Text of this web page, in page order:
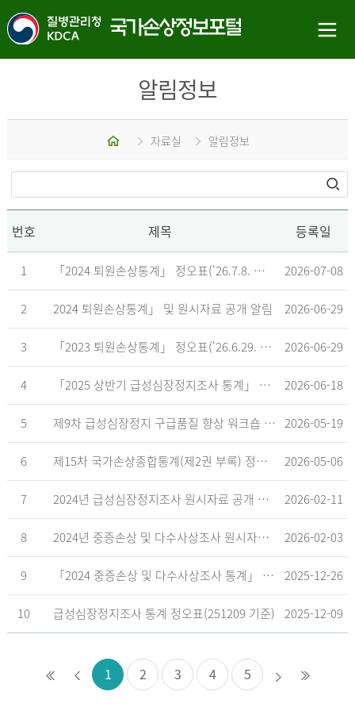
알림정보
홈 자료실 알림정보
번호 제목 등록일
1 「2024 퇴원손상통계」 정오표('26.7.8. 기준) 2026-07-08
2 2024 퇴원손상통계」 및 원시자료 공개 알림 2026-06-29
3 「2023 퇴원손상통계」 정오표('26.6.29. 기준) 2026-06-29
4 「2025 상반기 급성심장정지조사 통계」 공표 2026-06-18
5 제9차 급성심장정지 구급품질 향상 워크숍 개최 안내 2026-05-19
6 제15차 국가손상종합통계(제2권 부록) 정오표('26.5.18. 기준) 2026-05-06
7 2024년 급성심장정지조사 원시자료 공개 알림 2026-02-11
8 2024년 중증손상 및 다수사상조사 원시자료 공개 알림 2026-02-03
9 「2024 중증손상 및 다수사상조사 통계」 공표 2025-12-26
10 급성심장정지조사 통계 정오표(251209 기준) 2025-12-09
1 2 3 4 5